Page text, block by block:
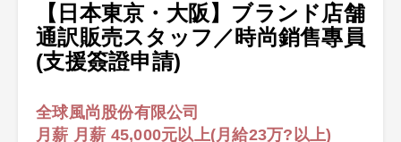
【日本東京・大阪】ブランド店舗
通訳販売スタッフ／時尚銷售專員
(支援簽證申請)
全球風尚股份有限公司
月薪 月薪 45,000元以上(月給23万?以上)